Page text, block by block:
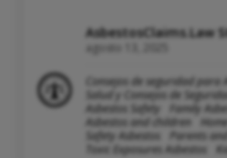
AsbestosClaims.Law
agosto 13, 2025
Consejos de seguridad para
Salud y Consejos de
Asbestos Safety
Family
Asbestos and children
Safety Asbestos
Parents
Toxic Exposures Asbestos